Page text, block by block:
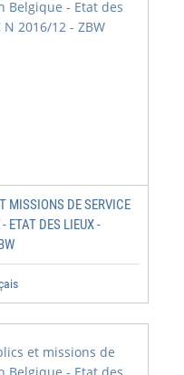
55
MISSIONS DE SERVICE
ETAT DES LIEUX -